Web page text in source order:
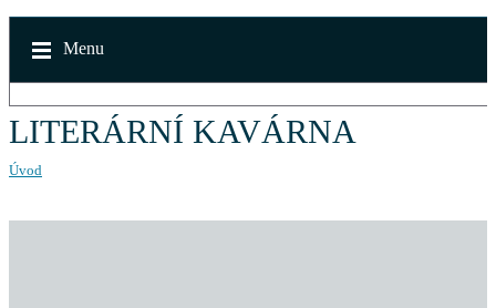
Menu
LITERÁRNÍ KAVÁRNA
Úvod